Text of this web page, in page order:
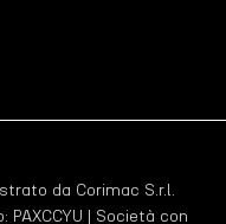
da Corimac S.r.l.
PAXCCYU | Società con